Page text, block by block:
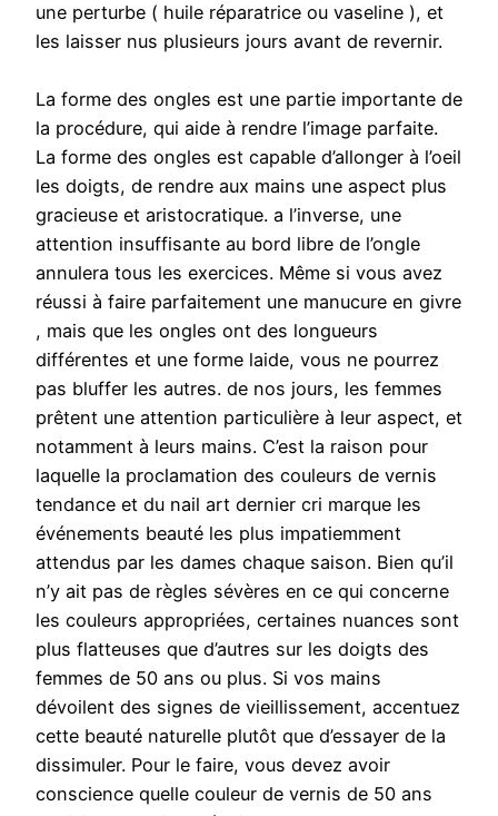
une perturbe ( huile réparatrice ou vaseline ), et
les laisser nus plusieurs jours avant de revernir.
La forme des ongles est une partie importante de
la procédure, qui aide à rendre l’image parfaite.
La forme des ongles est capable d’allonger à l’oeil
les doigts, de rendre aux mains une aspect plus
gracieuse et aristocratique. a l’inverse, une
attention insuffisante au bord libre de l’ongle
annulera tous les exercices. Même si vous avez
réussi à faire parfaitement une manucure en givre
, mais que les ongles ont des longueurs
différentes et une forme laide, vous ne pourrez
pas bluffer les autres. de nos jours, les femmes
prêtent une attention particulière à leur aspect, et
notamment à leurs mains. C’est la raison pour
laquelle la proclamation des couleurs de vernis
tendance et du nail art dernier cri marque les
événements beauté les plus impatiemment
attendus par les dames chaque saison. Bien qu’il
n’y ait pas de règles sévères en ce qui concerne
les couleurs appropriées, certaines nuances sont
plus flatteuses que d’autres sur les doigts des
femmes de 50 ans ou plus. Si vos mains
dévoilent des signes de vieillissement, accentuez
cette beauté naturelle plutôt que d’essayer de la
dissimuler. Pour le faire, vous devez avoir
conscience quelle couleur de vernis de 50 ans